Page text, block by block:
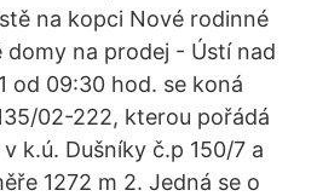
na kopci Nové rodinné
domy na prodej - Ústí nad
od 09:30 hod. se koná
02-222, kterou pořádá
k.ú. Dušníky č.p 150/7 a
1272 m 2. Jedná se o